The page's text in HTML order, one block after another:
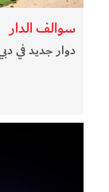
سوالف الدار
دوار جديد في